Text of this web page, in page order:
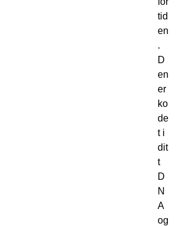
tid
en
.
D
en
er
ko
de
t i
dit
t
D
N
A
og